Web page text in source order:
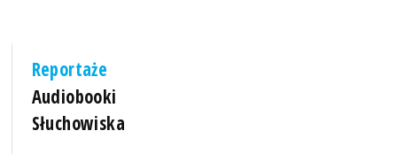
Reportaże
Audiobooki
Słuchowiska